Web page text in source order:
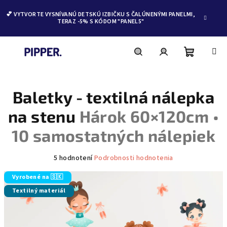
obsah
💕 VYTVORTE VYSNÍVANÚ DETSKÚ IZBIČKU S ČALÚNENÝMI PANELMI,
TERAZ -5% S KÓDOM "PANEL5"
košík
Baletky - textilná nálepka
na stenu Hárok 60×120cm •
10 samostatných nálepiek
produktu
je
5,0
5 hodnoteníPodrobnosti hodnotenia
Vyrobené na 🇸🇰
Textilný materiál